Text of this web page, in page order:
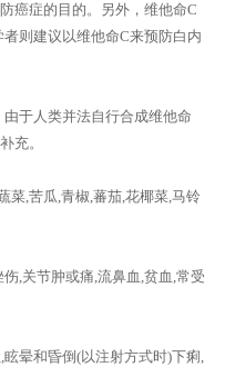
癌症的目的。另外，维他命C
则建议以维他命C来预防白内
于人类并法自行合成维他命
充。
菜,苦瓜,青椒,蕃茄,花椰菜,马铃
,关节肿或痛,流鼻血,贫血,常受
晕和昏倒(以注射方式时)下痢,